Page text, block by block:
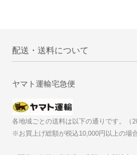
配送・送料について
ヤマト運輸宅急便
各地域ごとの送料は以下の通りです。（
※お買上げ総額が税込10,000円以上の場